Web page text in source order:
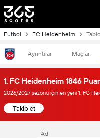
Futbol FC Heidenheim
Ayrıntılar Maçlar
1. FC Heidenheim 1846
2026/2027 sezonu için en yeni 1. FC
Takip et
Ad